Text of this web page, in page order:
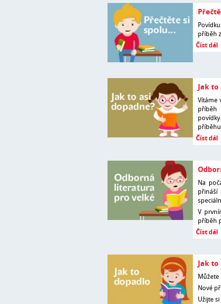
příběh
Číst dál
Jak to
Vítáme
Číst dál
Na
V
příběh
Číst dál
Jak
Nové
Užijte